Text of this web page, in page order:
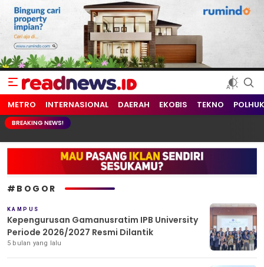
readnews.id
Berita Terkini, Update Terbaru Hari ini dari Indonesia dan Dunia
METRO INTERNASIONAL DAERAH EKOBIS TEKNO
BREAKING NEWS!
#BOGOR
KAMPUS
Kepengurusan Gamanusratim IPB University
Periode 2026/2027 Resmi Dilantik
5 bulan yang lalu